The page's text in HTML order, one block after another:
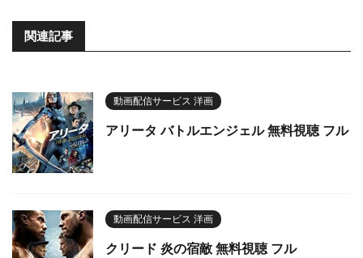
関連記事
動画配信サービス 洋画
アリータ バトルエンジェル 無料視聴 フル
動画配信サービス 洋画
クリード 炎の宿敵 無料視聴 フル